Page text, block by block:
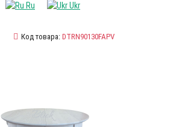
Ru
Ukr
Код товара: DTRN90130FAPV